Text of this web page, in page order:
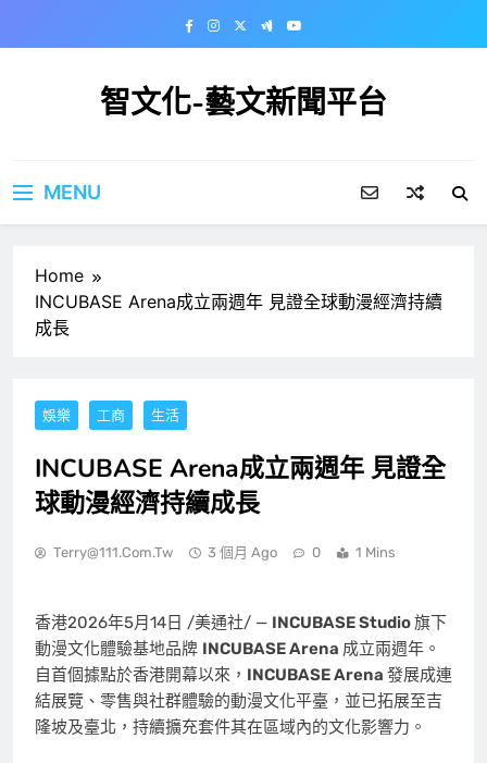
智文化-藝文新聞平台
MENU
Home
INCUBASE Arena成立兩週年 見證全球動漫經濟持續
成長
娛樂 工商 生活
INCUBASE Arena成立兩週年 見證全
球動漫經濟持續成長
Terry@111.com.tw 3 個月 Ago 0 1 Mins
香港2026年5月14日 /美通社/ — INCUBASE Studio旗下
動漫文化體驗基地品牌 INCUBASE Arena 成立兩週年。
自首個據點於香港開幕以來， INCUBASE Arena 發展成連
結展覽、零售與社群體驗的動漫文化平臺，並已拓展至吉
隆坡及臺北，持續擴充套件其在區域內的文化影響力。